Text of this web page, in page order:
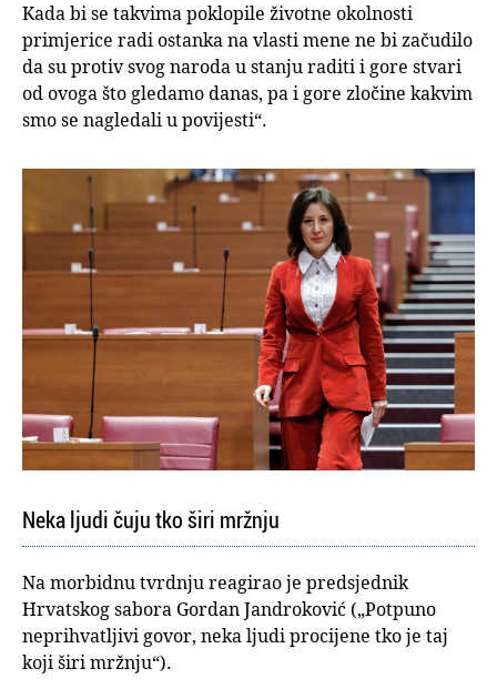
Kada bi se takvima poklopile životne okolnosti
primjerice radi ostanka na vlasti mene ne bi začudilo
da su protiv svog naroda u stanju raditi i gore stvari
od ovoga što gledamo danas, pa i gore zločine kakvim
smo se nagledali u povijesti“.
Neka ljudi čuju tko širi mržnju
Na morbidnu tvrdnju reagirao je predsjednik
Hrvatskog sabora Gordan Jandroković („Potpuno
neprihvatljivi govor, neka ljudi procijene tko je taj
koji širi mržnju“).